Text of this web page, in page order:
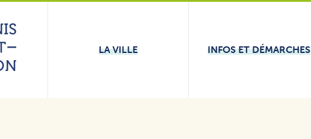
LA VILLE
INFOS ET DÉMARCHES